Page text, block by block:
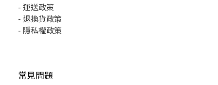
- 運送政策
- 退換貨政策
- 隱私權政策
常見問題